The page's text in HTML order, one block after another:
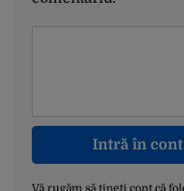
Intră în
Vă rugăm să țineți cont că